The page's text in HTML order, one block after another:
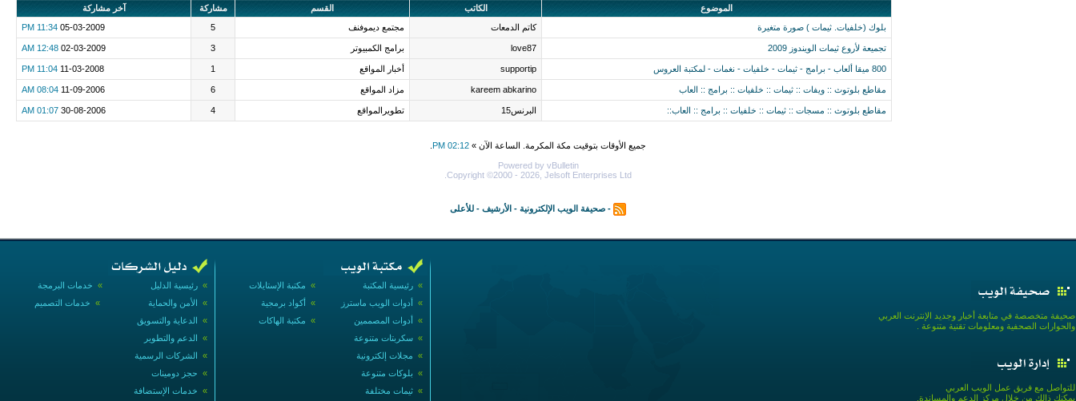
الموضوع
الكاتب القسم مشاركة
آخر مشاركة
بلوك (خلفيات. ثيمات ) صورة متغيرة
كاتم الدمعات مجتمع ديموفنف 5
05-03-2009
11:34 PM
تجميعة لأروع ثيمات الويندوز 2009 love87 برامج الكمبيوتر 3
02-03-2009
12:48 AM
800 ميقا ألعاب - برامج - ثيمات - خلفيات - نغمات - لمكتبة العروس supportip أخبار المواقع 1
11-03-2008
11:04 PM
مقاطع بلوتوث :: ويفات :: ثيمات :: خلفيات :: برامج :: العاب kareem abkarino مزاد المواقع 6
11-09-2006
08:04 AM
مقاطع بلوتوث :: مسجات :: ثيمات :: خلفيات :: برامج :: العاب:: البرنس15 تطويرالمواقع 4
30-08-2006
01:07 AM
جميع الأوقات بتوقيت مكة المكرمة. الساعة الآن » 02:12 PM
Powered by vBulletin
Copyright ©2000 - 2026, Jelsoft Enterprises Ltd.
- صحيفة الويب الإلكترونية - الأرشيف - للأعلى
» خدمات البرمجة » رئيسية الدليل
» خدمات التصميم » الأمن والحماية
» الدعاية والتسويق
» الدعم والتطوير
» الشركات الرسمية
» حجز دومينات
» خدمات الإستضافة
» مكتبة الإستايلات » رئيسية المكتبة
» أكواد برمجية » أدوات الويب ماسترز
» مكتبة الهاكات » أدوات المصممين
» سكربتات متنوعة
» مجلات إلكترونية
» بلوكات متنوعة
» ثيمات مختلفة
صحيفة متخصصة في متابعة أخبار وجديد الإنترنت العربي
والحوارات الصحفية ومعلومات تقنية متنوعة .
للتواصل مع فريق عمل الويب العربي
يمكنك ذالك من خلال مركز الدعم والمساندة.